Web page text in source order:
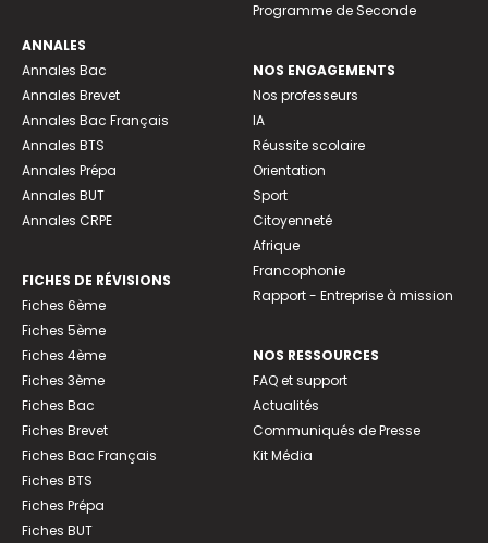
ANNALES
Annales Bac
Annales Brevet
Annales Bac Français
Annales BTS
Annales Prépa
Annales BUT
Annales CRPE
FICHES DE RÉVISIONS
Fiches 6ème
Fiches 5ème
Fiches 4ème
Fiches 3ème
Fiches Bac
Fiches Brevet
Fiches Bac Français
Fiches BTS
Fiches Prépa
Fiches BUT
Programme de Seconde
NOS ENGAGEMENTS
Nos professeurs
IA
Réussite scolaire
Orientation
Sport
Citoyenneté
Afrique
Francophonie
Rapport - Entreprise à mission
NOS RESSOURCES
FAQ et support
Actualités
Communiqués de Presse
Kit Média